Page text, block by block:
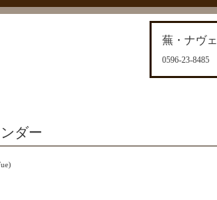
蕪・ナヴェ
0596-23-8485
ダー